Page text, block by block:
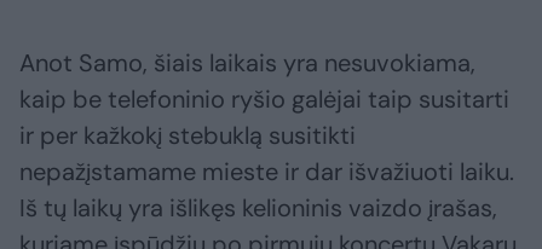
Anot Samo, šiais laikais yra nesuvokiama,
kaip be telefoninio ryšio galėjai taip susitarti
ir per kažkokį stebuklą susitikti
nepažįstamame mieste ir dar išvažiuoti laiku.
Iš tų laikų yra išlikęs kelioninis vaizdo įrašas,